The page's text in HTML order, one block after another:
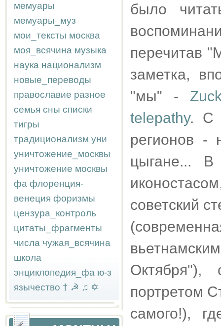
мемуары
мемуары_муз
мои_тексты москва
моя_всячина музыка
наука национализм
новые_переводы
православие разное
семья сны списки
тигры
традиционализм уни
уничтожение_москвы
уничтожение москвы
фа флоренция-
венеция форизмы
цензура_контроль
цитаты_фрагменты
числа чужая_всячина
школа
энциклопедия_фа ю-з
язычество † ☭ ♫ ✡
было
перечитав
заметка,
"мы" -
telepathy. С
регионов -
цыгане...
советский
портретом
самого!),